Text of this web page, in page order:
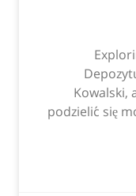
Kowalski,
podzielić się